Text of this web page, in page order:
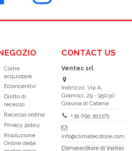
Come
acquistare
Ecoincentivi
Diritto di
recesso
Recesso ordine
Privacy policy
Risoluzione
Online delle
CONTACT US
Ventec srl
Indirizzo: Via A.
Gramsci, 29 - 95030
Gravina di Catania
+39 095 393375
info@climatecstore.com
ClimatecStore di Ventec